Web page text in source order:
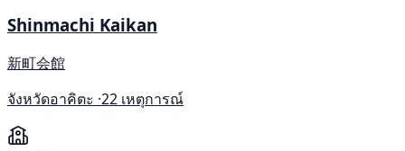
Shinmachi Kaikan
新町会館
จังหวัดอาคิตะ ·22 เหตุการณ์